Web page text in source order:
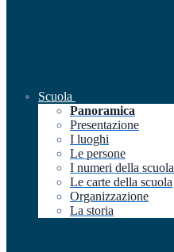
Scuola
Panoramica
Presentazione
I luoghi
Le persone
I numeri della scuola
Le carte della scuola
Organizzazione
La storia